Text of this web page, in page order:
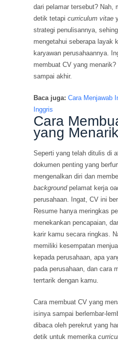
dari pelamar tersebut? Nah,
detik tetapicurriculum vitae
strategi penulisannya,
mengetahui seberapa layak
karyawan perusahaannya.
membuat CV yang
sampai akhir.
Baca juga:Cara Menjawab
Inggris
Cara
yang Menarik
Seperti yang telah ditulis di
dokumen penting yang
mengenalkan diri dan
backgroundpelamat kerja
perusahaan. Ingat, CV ini
Resume hanya meringkas
menekankan pencapaian,
karir kamu secara ringkas.
memiliki kesempatan
kepada perusahaan, apa
pada perusahaan, dan cara
terrtarik dengan kamu.
Cara membuat CV yang
isinya sampai berlembar-
dibaca oleh perekrut yang
detik untuk memerika